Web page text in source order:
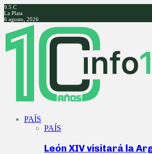
9.5 C
La Plata
6 agosto, 2026
Facebook
Twitter
Instagram
Youtube
PAÍS
PAÍS
León XIV visitará la